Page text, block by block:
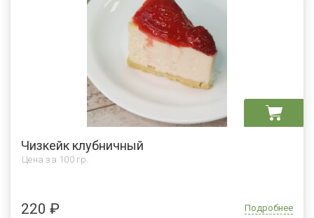
Чизкейк клубничный
Цена за 100 гр.
220 ₽ Подробнее